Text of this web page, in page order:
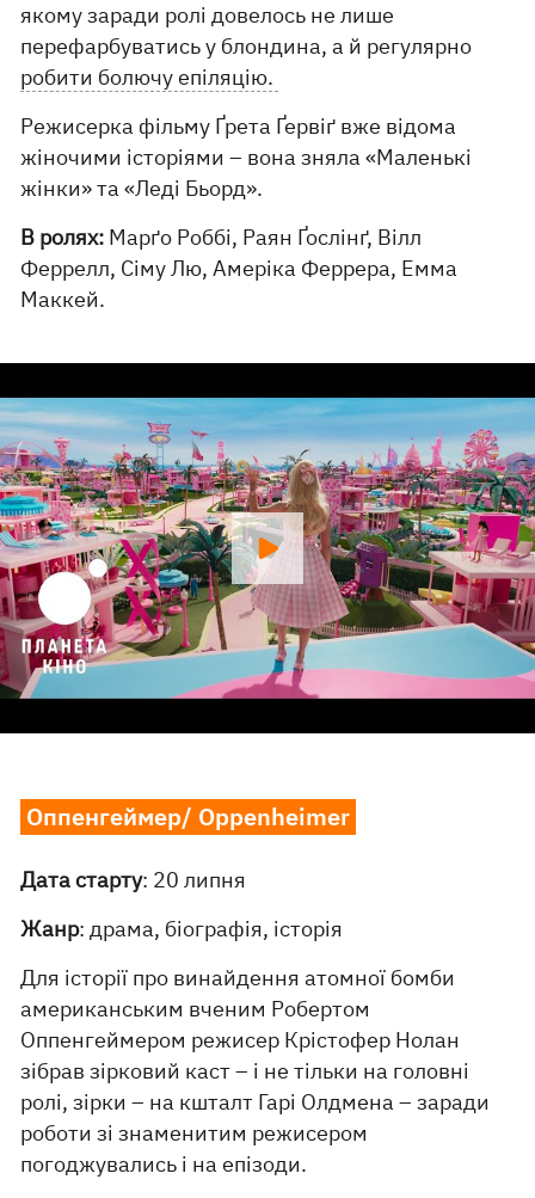
якому заради ролі довелось не лише
перефарбуватись у блондина, а й регулярно
робити болючу епіляцію.
Режисерка фільму Ґрета Ґервіґ вже відома
жіночими історіями – вона зняла «Маленькі
жінки» та «Леді Бьорд».
В ролях: Марґо Роббі, Раян Ґослінґ, Вілл
Феррелл, Сіму Лю, Амеріка Феррера, Емма
Маккей.
Оппенгеймер/ Oppenheimer
Дата старту: 20 липня
Жанр: драма, біографія, історія
Для історії про винайдення атомної бомби
американським вченим Робертом
Оппенгеймером режисер Крістофер Нолан
зібрав зірковий каст – і не тільки на головні
ролі, зірки – на кшталт Гарі Олдмена – заради
роботи зі знаменитим режисером
погоджувались і на епізоди.